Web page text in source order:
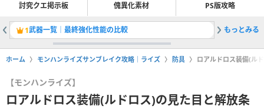
討究クエ掲示板 傀異化素材 PS版攻略
1武器一覧｜最終強化性能の比較 2全モン
もっとみる
ホーム モンハンライズサンブレイク攻略｜ライズ 防具 ロアルドロス装備(ル
【モンハンライズ】
ロアルドロス装備(ルドロス)の見た目と解放条